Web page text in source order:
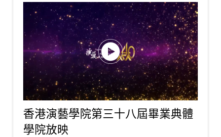
香港演藝學院第三十八屆畢業典體
學院放映